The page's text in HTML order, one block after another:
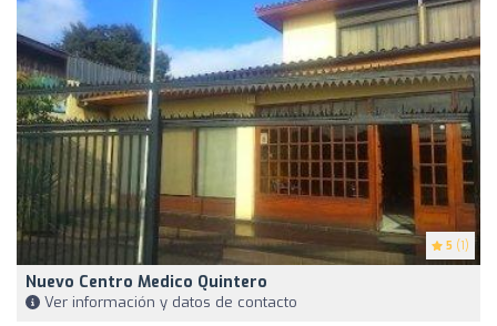
5 (1)
Nuevo Centro Medico Quintero
Ver información y datos de contacto